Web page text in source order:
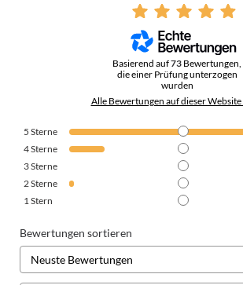
Basierend auf73 Bewertungen,
die einer Prüfung unterzogen
wurden
Alle Bewertungen auf dieser Website
5 Sterne
4Sterne
3Sterne
2Sterne
1 Stern
Bewertungen sortieren